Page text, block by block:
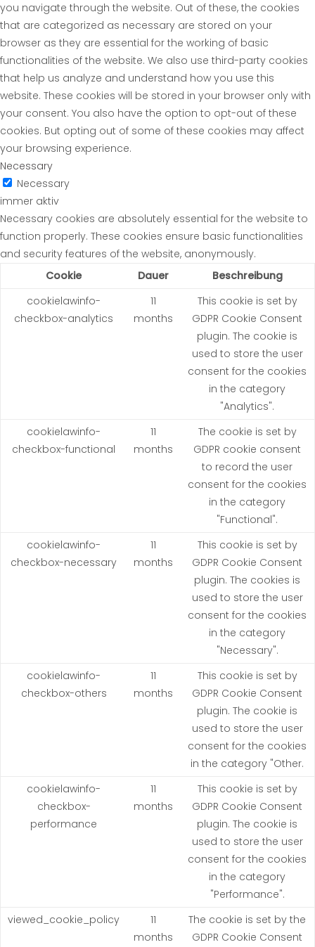
you navigate through the website. Out of these, the cookies
that are categorized as necessary are stored on your
browser as they are essential for the working of basic
functionalities of the website. We also use third-party cookies
that help us analyze and understand how you use this
website. These cookies will be stored in your browser only with
your consent. You also have the option to opt-out of these
cookies. But opting out of some of these cookies may affect
your browsing experience.
Necessary
Necessary
immer aktiv
Necessary cookies are absolutely essential for the website to
function properly. These cookies ensure basic functionalities
and security features of the website, anonymously.
Cookie
Dauer
Beschreibung
cookielawinfo-
checkbox-analytics
11
months
This cookie is set by
GDPR Cookie Consent
plugin. The cookie is
used to store the user
consent for the cookies
in the category
"Analytics".
cookielawinfo-
checkbox-functional
11
months
The cookie is set by
GDPR cookie consent
to record the user
consent for the cookies
in the category
"Functional".
cookielawinfo-
checkbox-necessary
11
months
This cookie is set by
GDPR Cookie Consent
plugin. The cookies is
used to store the user
consent for the cookies
in the category
"Necessary".
cookielawinfo-
checkbox-others
11
months
This cookie is set by
GDPR Cookie Consent
plugin. The cookie is
used to store the user
consent for the cookies
in the category "Other.
cookielawinfo-
checkbox-
performance
11
months
This cookie is set by
GDPR Cookie Consent
plugin. The cookie is
used to store the user
consent for the cookies
in the category
"Performance".
viewed_cookie_policy
11
months
The cookie is set by the
GDPR Cookie Consent